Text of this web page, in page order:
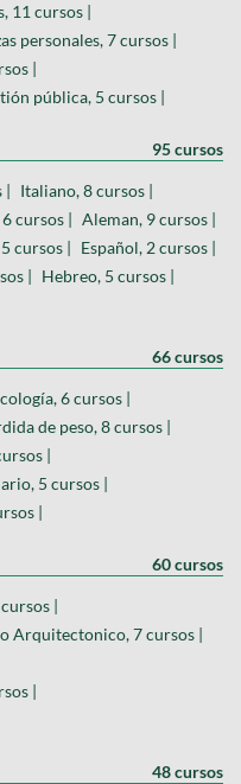
11 cursos |
personales, 7 cursos |
|
pública, 5 cursos |
95 cursos
| Italiano, 8 cursos |
6 cursos | Aleman, 9 cursos |
cursos | Español, 2 cursos |
| Hebreo, 5 cursos |
66 cursos
6 cursos |
de peso, 8 cursos |
|
5 cursos |
|
60 cursos
|
Arquitectonico, 7 cursos |
|
48 cursos